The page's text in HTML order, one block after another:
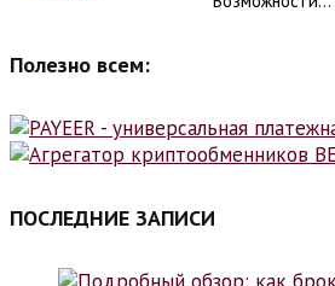
Полезно всем:
ПОСЛЕДНИЕ ЗАПИСИ